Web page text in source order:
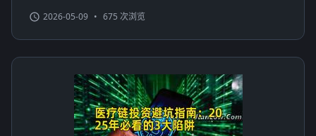
2026-05-09 • 675 次浏览